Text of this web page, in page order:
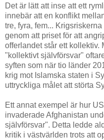
Det är lätt att inse att ett
innebär att en konflikt
tre, fyra, fem...
genom att priset för att
offerlandet står ett kollektiv.
"kollektivt självförsvar"
syften som när tio länder
krig mot Islamska staten i
uttryckliga målet att störta
Ett annat exempel är hur
invaderade Afghanistan
självförsvar". Detta ledde
kritik i västvärlden trots att